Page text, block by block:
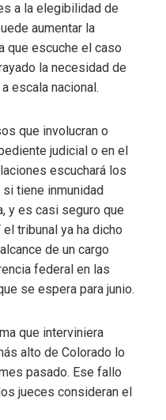
a la elegibilidad de
aumentar la
que escuche el caso
la necesidad de
escala nacional.
que involucran o
judicial o en el
escuchará los
tiene inmunidad
y es casi seguro que
tribunal ya ha dicho
de un cargo
federal en las
se espera para junio.
que interviniera
alto de Colorado lo
pasado. Ese fallo
jueces consideran el